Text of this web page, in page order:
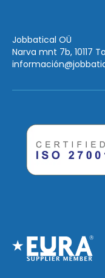
Jobbatical OÜ
Narva mnt 7b, 10117
información